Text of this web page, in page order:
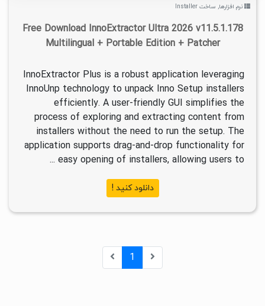
نرم افزارها, ساخت Installer
Free Download InnoExtractor Ultra 2026 v11.5.1.178
Multilingual + Portable Edition + Patcher
InnoExtractor Plus is a robust application leveraging
InnoUnp technology to unpack Inno Setup installers
efficiently. A user-friendly GUI simplifies the
process of exploring and extracting content from
installers without the need to run the setup. The
application supports drag-and-drop functionality for
easy opening of installers, allowing users to ...
دانلود کنید !
1